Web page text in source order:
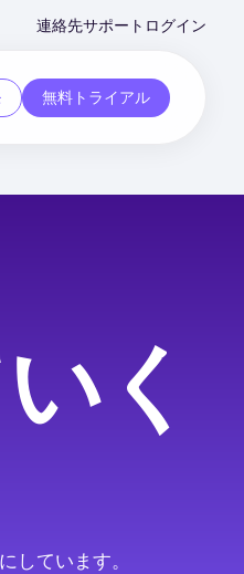
Menu
連絡先サポート ログイン
無料トライアル
く
しています。